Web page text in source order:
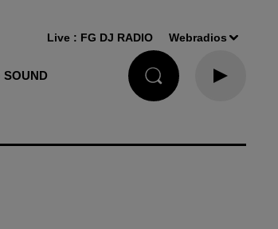
SOUND
Live : FG DJ RADIO Webradios